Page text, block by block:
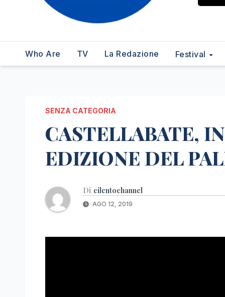
Who Are TV La Redazione Festival
SENZA CATEGORIA
CASTELLABATE,
EDIZIONE DEL
Di cilentochannel
AGO 12, 2019